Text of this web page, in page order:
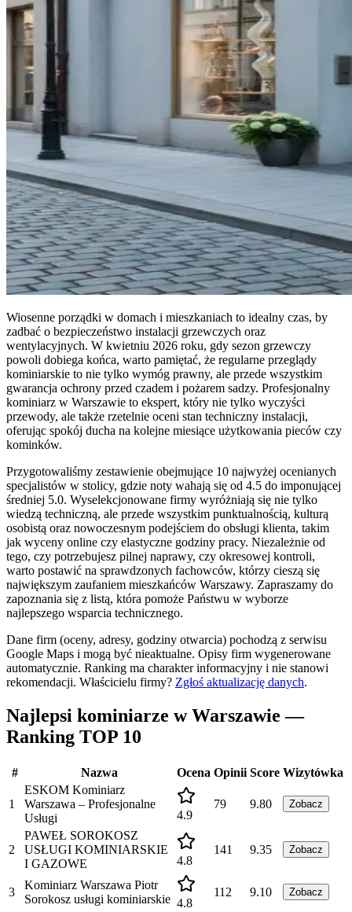
Wiosenne porządki w domach i mieszkaniach to idealny czas, by
zadbać o bezpieczeństwo instalacji grzewczych oraz
wentylacyjnych. W kwietniu 2026 roku, gdy sezon grzewczy
powoli dobiega końca, warto pamiętać, że regularne przeglądy
kominiarskie to nie tylko wymóg prawny, ale przede wszystkim
gwarancja ochrony przed czadem i pożarem sadzy. Profesjonalny
kominiarz w Warszawie to ekspert, który nie tylko wyczyści
przewody, ale także rzetelnie oceni stan techniczny instalacji,
oferując spokój ducha na kolejne miesiące użytkowania pieców czy
kominków.
Przygotowaliśmy zestawienie obejmujące 10 najwyżej ocenianych
specjalistów w stolicy, gdzie noty wahają się od 4.5 do imponującej
średniej 5.0. Wyselekcjonowane firmy wyróżniają się nie tylko
wiedzą techniczną, ale przede wszystkim punktualnością, kulturą
osobistą oraz nowoczesnym podejściem do obsługi klienta, takim
jak wyceny online czy elastyczne godziny pracy. Niezależnie od
tego, czy potrzebujesz pilnej naprawy, czy okresowej kontroli,
warto postawić na sprawdzonych fachowców, którzy cieszą się
największym zaufaniem mieszkańców Warszawy. Zapraszamy do
zapoznania się z listą, która pomoże Państwu w wyborze
najlepszego wsparcia technicznego.
Dane firm (oceny, adresy, godziny otwarcia) pochodzą z serwisu
Google Maps i mogą być nieaktualne. Opisy firm wygenerowane
automatycznie. Ranking ma charakter informacyjny i nie stanowi
rekomendacji. Właścicielu firmy? Zgłoś aktualizację danych.
Najlepsi kominiarze w Warszawie —
Ranking TOP 10
# Nazwa Ocena Opinii Score Wizytówka
1
ESKOM Kominiarz
Warszawa – Profesjonalne
Usługi
4.9
79 9.80 Zobacz
2
PAWEŁ SOROKOSZ
USŁUGI KOMINIARSKIE
I GAZOWE
4.8
141 9.35 Zobacz
3
Kominiarz Warszawa Piotr
Sorokosz usługi kominiarskie 4.8
112 9.10 Zobacz